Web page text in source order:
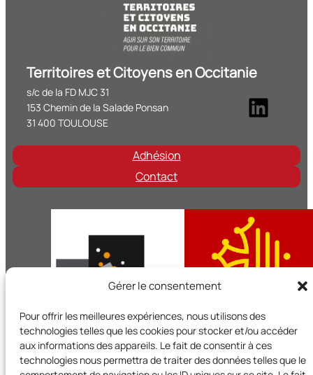
Gérer le consentement
Pour offrir les meilleures expériences, nous utilisons des
technologies telles que les cookies pour stocker et/ou accéder
aux informations des appareils. Le fait de consentir à ces
technologies nous permettra de traiter des données telles que le
Territoires et Citoyens en Occitanie
s/c de la FD MJC 31
153 Chemin de la Salade Ponsan
31 400 TOULOUSE
Adhésion
Contact
Territoires et Citoyens en Occitanie est un réseau régional